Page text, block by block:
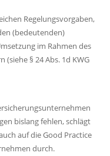
Regelungsvorgaben,
(bedeutenden)
im Rahmen des
§ 24 Abs. 1d KWG
bislang fehlen, schlägt
auf die Good Practice
durch.